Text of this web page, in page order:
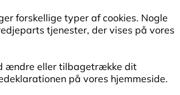
forskellige typer af cookies. Nogle
tjenester, der vises på vores
ændre eller tilbagetrække dit
på vores hjemmeside.